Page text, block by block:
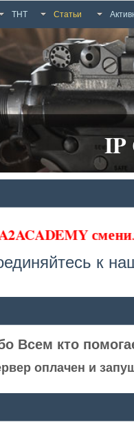
ТНТ Статьи
IP
к
Всем кто
оплачен и